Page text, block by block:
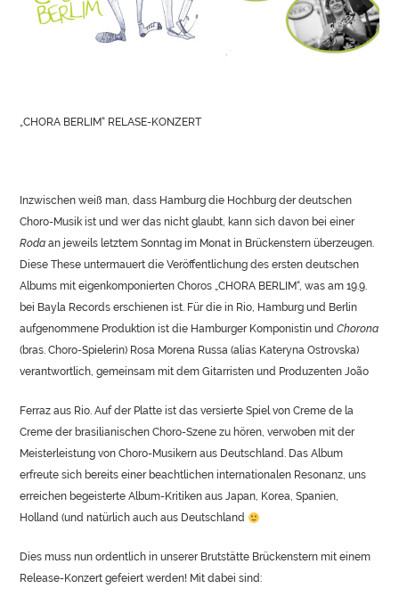
„CHORA BERLIM“ RELASE-KONZERT
Inzwischen weiß man, dass Hamburg die Hochburg der deutschen
Choro-Musik ist und wer das nicht glaubt, kann sich davon bei einer
Roda an jeweils letztem Sonntag im Monat in Brückenstern überzeugen.
Diese These untermauert die Veröffentlichung des ersten deutschen
Albums mit eigenkomponierten Choros „CHORA BERLIM“, was am 19.9.
bei Bayla Records erschienen ist. Für die in Rio, Hamburg und Berlin
aufgenommene Produktion ist die Hamburger Komponistin undChorona
(bras. Choro-Spielerin) Rosa Morena Russa (alias Kateryna Ostrovska)
verantwortlich, gemeinsam mit dem Gitarristen und Produzenten João
Ferraz aus Rio. Auf der Platte ist das versierte Spiel von Creme de la
Creme der brasilianischen Choro-Szene zu hören, verwoben mit der
Meisterleistung von Choro-Musikern aus Deutschland. Das Album
erfreute sich bereits einer beachtlichen internationalen Resonanz, uns
erreichen begeisterte Album-Kritiken aus Japan, Korea, Spanien,
Holland (und natürlich auch aus Deutschland
Dies muss nun ordentlich in unserer Brutstätte Brückenstern mit einem
Release-Konzert gefeiert werden! Mit dabei sind: